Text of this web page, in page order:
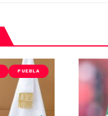
PUEBLA